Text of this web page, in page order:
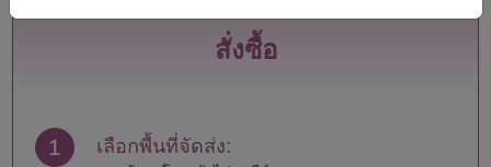
เชียงราย
เชียงใหม่
สั่งซื้อ
1 เลือกพื้นที่จัดส่ง: